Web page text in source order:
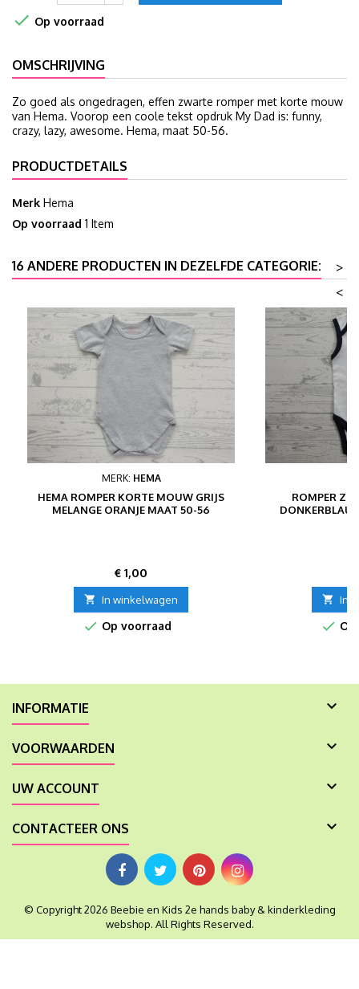
 Op voorraad
OMSCHRIJVING
Zo goed als ongedragen, effen zwarte romper met korte mouw
van Hema. Voorop een coole tekst opdruk My Dad is: funny,
crazy, lazy, awesome. Hema, maat 50-56.
PRODUCTDETAILS
Merk Hema
Op voorraad 1 Item
16 ANDERE PRODUCTEN IN DEZELFDE CATEGORIE:
>
<
MERK: HEMA
HEMA ROMPER KORTE MOUW GRIJS
MELANGE ORANJE MAAT 50-56
Prijs
€ 1,00
 In winkelwagen
 Op voorraad
ROMPER
 In

INFORMATIE 
VOORWAARDEN 
UW ACCOUNT 
CONTACTEER ONS 
© Copyright 2026 Beebie en Kids 2e hands baby & kinderkleding
webshop. All Rights Reserved.